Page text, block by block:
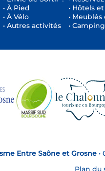
• À Pied
• À Vélo
• Autres activités
• Hôtels
•
•
Entre Saône et Grosne•
Plan du